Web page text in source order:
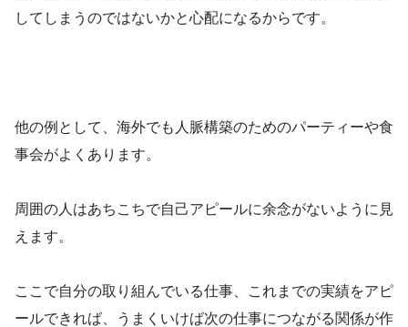
してしまうのではないかと心配になるからです。
他の例として、海外でも人脈構築のためのパーティーや食
事会がよくあります。
周囲の人はあちこちで自己アピールに余念がないように見
えます。
ここで自分の取り組んでいる仕事、これまでの実績をアピ
ールできれば、うまくいけば次の仕事につながる関係が作